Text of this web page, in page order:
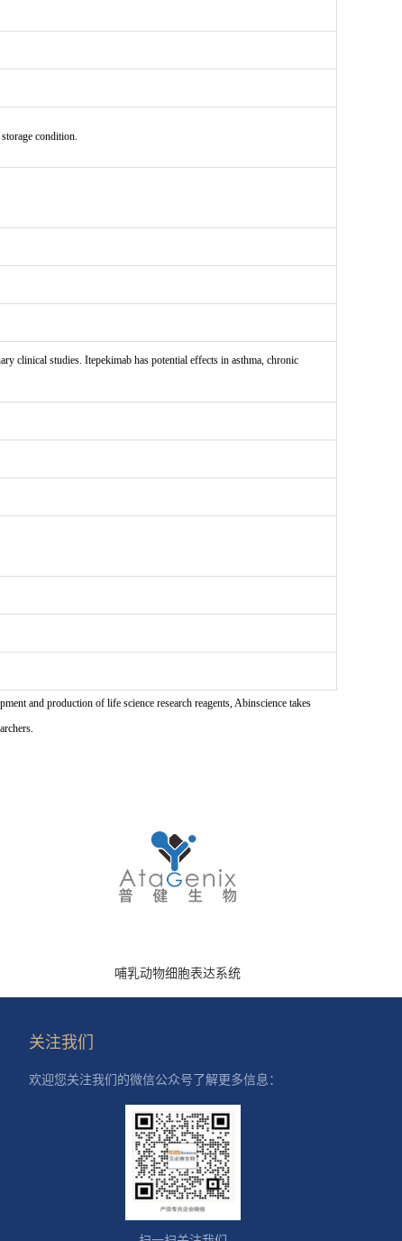
condition.
clinical studies. Itepekimab has potential effects in asthma, chronic
and production of life science research reagents, Abinscience takes
哺乳动物细胞表达系统
关注我们
欢迎您关注我们的微信公众号了解更多信息：